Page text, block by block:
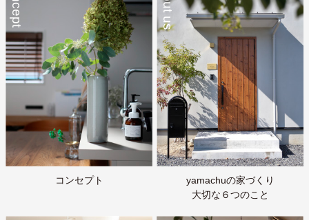
コンセプト
yamachuの家づくり
大切な６つのこと